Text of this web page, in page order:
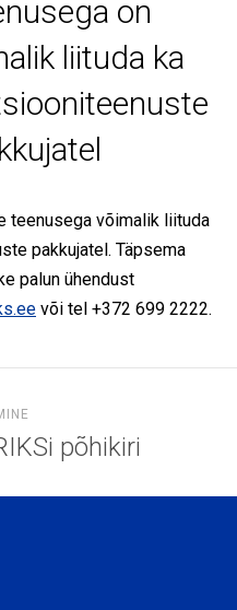
on
liituda ka
teenusega võimalik liituda
pakkujatel. Täpsema
palun ühendust
või tel +372 699 2222.
põhikiri